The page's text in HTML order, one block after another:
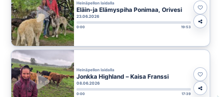
Heinäpellon laidalla
Eläin-ja Elämyspiha Ponimaa, Orivesi
23.06.2026
0:00 19:53
Heinäpellon laidalla
Jonkka Highland – Kaisa Franssi
08.06.2026
0:00 17:39